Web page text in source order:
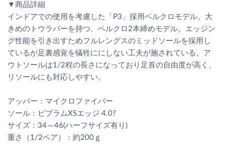
▼商品詳細
インドアでの使用を考慮した「P3」採用ベルクロモデル。大
きめのトウラバーを持つ、ベルクロ2本締めモデル。エッジン
グ性能を引き出すためフルレングスのミッドソールを採用し
ているが足裏感覚を犠牲ににしない工夫が施されている。ア
ウトソールは1/2程の長さになっており足首の自由度が高く、
リソールにも対応しやすい。
アッパー：マイクロファイバー
ソール：ビブラムXSエッジ 4.0?
サイズ：34～46(ハーフサイズ有り)
重さ（1/2ペア）：約200ｇ